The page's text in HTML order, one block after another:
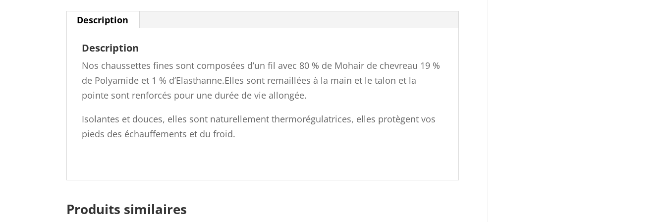
Description
Description
Nos chaussettes fines sont composées d’un fil avec 80 % de Mohair de chevreau 19 %
de Polyamide et 1 % d’Elasthanne.Elles sont remaillées à la main et le talon et la
pointe sont renforcés pour une durée de vie allongée.
Isolantes et douces, elles sont naturellement thermorégulatrices, elles protègent vos
pieds des échauffements et du froid.
Produits similaires